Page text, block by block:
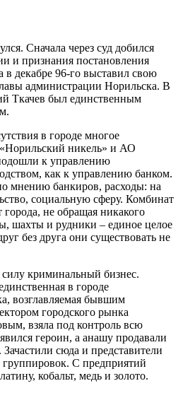
Сначала через суд добился
и признания постановления
в декабре 96-го выставил свою
администрации Норильска. В
Ткачев был единственным
в городе многое
никель» и АО
к управлению
как к управлению банком.
мнению банкиров, расходы: на
социальную сферу. Комбинат
города, не обращая никакого
шахты и рудники – единое целое
без друга они существовать не
криминальный бизнес.
в городе
возглавляемая бывшим
городского рынка
взяла под контроль всю
героин, а анашу продавали
сюда и представители
С предприятий
кобальт, медь и золото.